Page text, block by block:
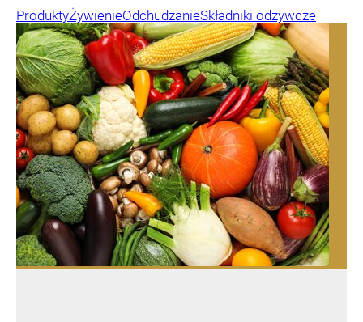
ProduktyŻywienieOdchudzanieSkładniki odżywcze